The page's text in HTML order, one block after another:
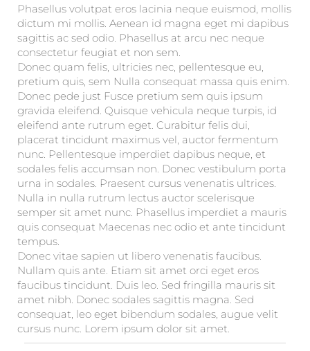
Phasellus volutpat eros lacinia neque euismod, mollis
dictum mi mollis. Aenean id magna eget mi dapibus
sagittis ac sed odio. Phasellus at arcu nec neque
consectetur feugiat et non sem.
Donec quam felis, ultricies nec, pellentesque eu,
pretium quis, sem Nulla consequat massa quis enim.
Donec pede just Fusce pretium sem quis ipsum
gravida eleifend. Quisque vehicula neque turpis, id
eleifend ante rutrum eget. Curabitur felis dui,
placerat tincidunt maximus vel, auctor fermentum
nunc. Pellentesque imperdiet dapibus neque, et
sodales felis accumsan non. Donec vestibulum porta
urna in sodales. Praesent cursus venenatis ultrices.
Nulla in nulla rutrum lectus auctor scelerisque
semper sit amet nunc. Phasellus imperdiet a mauris
quis consequat Maecenas nec odio et ante tincidunt
tempus.
Donec vitae sapien ut libero venenatis faucibus.
Nullam quis ante. Etiam sit amet orci eget eros
faucibus tincidunt. Duis leo. Sed fringilla mauris sit
amet nibh. Donec sodales sagittis magna. Sed
consequat, leo eget bibendum sodales, augue velit
cursus nunc. Lorem ipsum dolor sit amet.